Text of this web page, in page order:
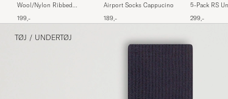
Wool/Nylon Ribbed
199,-
Airport Socks Cappucino
189,-
5-Pack RS
299,-
TØJ / UNDERTØJ